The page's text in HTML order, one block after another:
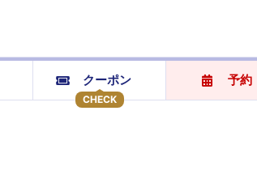
CHECK
クーポン 予約